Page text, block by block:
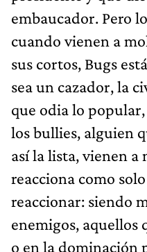
embaucador. Pero
cuando vienen a
sus cortos, Bugs
sea un cazador, la
que odia lo
los bullies, alguien
así la lista, vienen a
reacciona como
reaccionar: siendo
enemigos, aquellos
o en la dominación